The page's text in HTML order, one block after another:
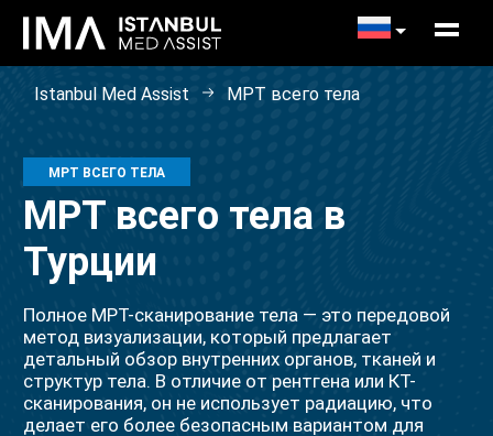
Istanbul Med Assist МРТ всего тела
МРТ ВСЕГО ТЕЛА
МРТ всего тела в
Турции
Полное МРТ-сканирование тела — это передовой
метод визуализации, который предлагает
детальный обзор внутренних органов, тканей и
структур тела. В отличие от рентгена или КТ-
сканирования, он не использует радиацию, что
делает его более безопасным вариантом для